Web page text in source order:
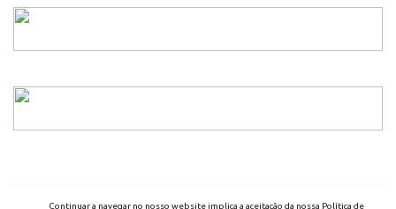
Continuar a navegar no nosso website implica a aceitação da nossa Política de